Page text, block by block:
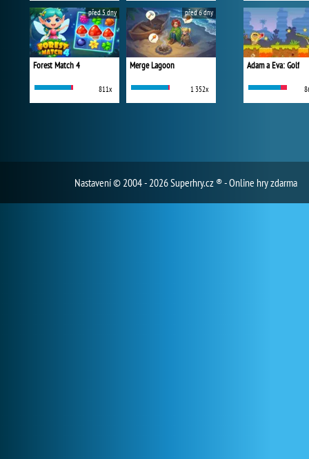
Forest Match 4
811x
před 5 dny
Merge Lagoon
1 352x
před 6 dny
Adam a Eva: Golf
Nastavení© 2004 - 2026 Superhry.cz ® - Online hry zdarma